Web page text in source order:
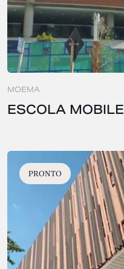
MOEMA
ESCOLA MOBILE
PRONTO